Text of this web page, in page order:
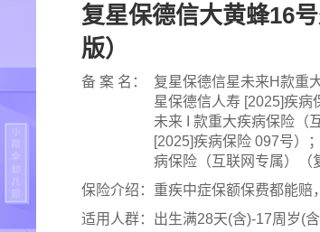
复星保德信大黄蜂16
版）
备 案 名：
复星保德信星未来H款重
星保德信人寿 [2025]疾病
未来 I 款重大疾病保险（
[2025]疾病保险 097号）
病保险（互联网专属）（
098号）；复星保德信附
险（互联网专属）（复星
号）
保险介绍： 重疾中症保额保费都能赔
适用人群： 出生满28天(含)-17周岁(